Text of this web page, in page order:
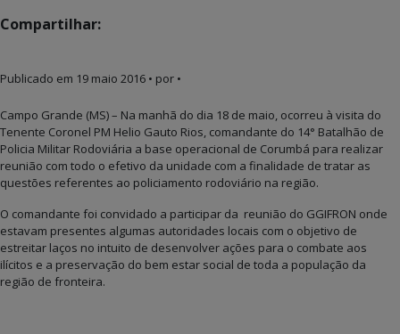
Compartilhar:
Publicado em 19 maio 2016 • por •
Campo Grande (MS) – Na manhã do dia 18 de maio, ocorreu à visita do
Tenente Coronel PM Helio Gauto Rios, comandante do 14° Batalhão de
Policia Militar Rodoviária a base operacional de Corumbá para realizar
reunião com todo o efetivo da unidade com a finalidade de tratar as
questões referentes ao policiamento rodoviário na região.
O comandante foi convidado a participar da reunião do GGIFRON onde
estavam presentes algumas autoridades locais com o objetivo de
estreitar laços no intuito de desenvolver ações para o combate aos
ilícitos e a preservação do bem estar social de toda a população da
região de fronteira.